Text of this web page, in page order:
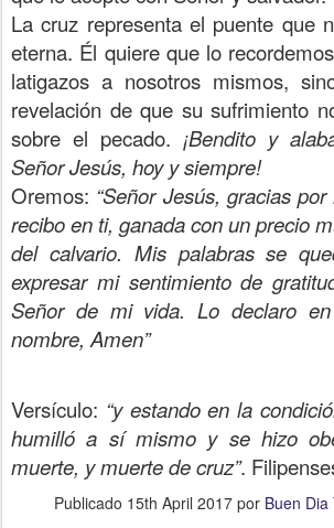
La cruz representa el puente que
eterna. Él quiere que lo
latigazos a nosotros mismos,
revelación de que su sufrimiento
sobre el pecado. ¡Bendito y
Señor Jesús, hoy y siempre!
Oremos: “Señor Jesús, gracias
recibo en ti, ganada con un precio
del calvario. Mis palabras se
expresar mi sentimiento de
Señor de mi vida. Lo declaro
nombre, Amen”
Versículo: “y estando en la
humilló a sí mismo y se hizo
muerte, y muerte de cruz”.
Publicado 15th April 2017por Buen Dia